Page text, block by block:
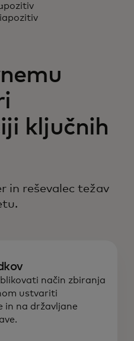
z našimi
dogodki
in a new tab
ključnih
in reševalec težav
način zbiranja
ustvariti
in na državljane